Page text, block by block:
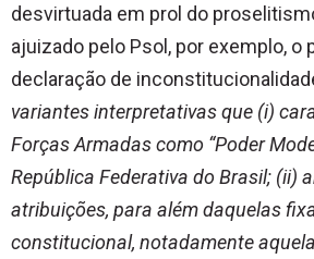
desvirtuada em prol do
ajuizado pelo Psol, por exemplo, o
declaração de
variantes interpretativas que (i)
Forças Armadas como “Poder
República Federativa do Brasil; (ii)
atribuições, para além daquelas
constitucional, notadamente